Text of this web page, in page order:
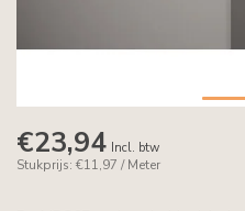
€23,94 Incl. btw
Stukprijs: €11,97 / Meter